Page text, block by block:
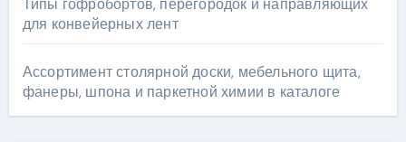
Типы гофробортов, перегородок и направляющих
для конвейерных лент
Ассортимент столярной доски, мебельного щита,
фанеры, шпона и паркетной химии в каталоге